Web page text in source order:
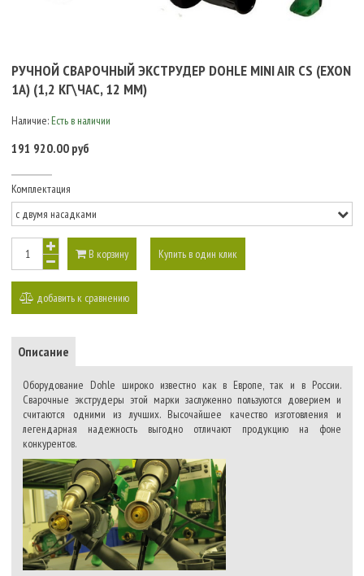
РУЧНОЙ СВАРОЧНЫЙ ЭКСТРУДЕР DOHLE MINI AIR CS (EXON
1A) (1,2 КГ\ЧАС, 12 ММ)
Наличие: Есть в наличии
191 920.00 руб
Комплектация
В корзину Купить в один клик
добавить к сравнению
Описание
Оборудование Dohle широко известно как в Европе, так и в России.
Сварочные экструдеры этой марки заслуженно пользуются доверием и
считаются одними из лучших. Высочайшее качество изготовления и
легендарная надежность выгодно отличают продукцию на фоне
конкурентов.